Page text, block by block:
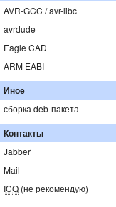
AVR-GCC / avr-libc
avrdude
Eagle CAD
ARM EABI
Иное
сборка deb-пакета
Контакты
Jabber
Mail
ICQ (не рекомендую)